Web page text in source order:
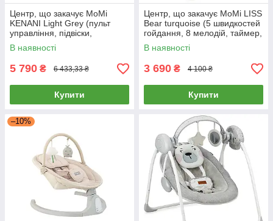
Центр, що закачує MoMi
KENANI Light Grey (пульт
управління, підвіски,
Bluetooth, мелодії, таймер)
Світло-сірий
В наявності
5 790 ₴ 6 433,33 ₴
Купити
Центр, що закачує MoMi LISS
Bear turquoise (5 швидкостей
гойдання, 8 мелодій, таймер,
підвісні іграшки) Сірий
В наявності
3 690 ₴ 4 100 ₴
Купити
–10%